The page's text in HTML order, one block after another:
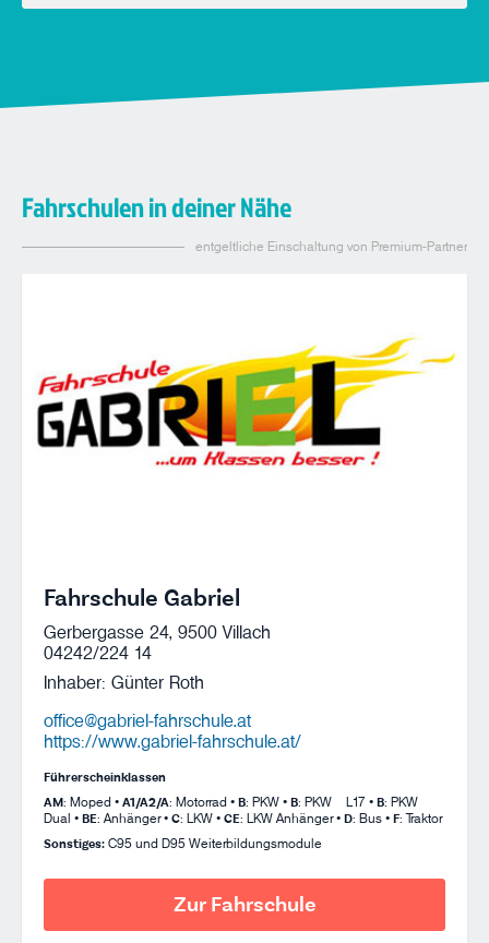
Fahrschulen in deiner Nähe
entgeltliche Einschaltung von Premium-Partner
Fahrschule Gabriel
Gerbergasse 24, 9500 Villach
04242/224 14
Inhaber: Günter Roth
office@gabriel-fahrschule.at
https://www.gabriel-fahrschule.at/
Führerscheinklassen
AM: Moped • A1/A2/A: Motorrad • B: PKW • B: PKW – L17 • B: PKW –
Dual • BE: Anhänger • C: LKW • CE: LKW Anhänger • D: Bus • F: Traktor
Sonstiges: C95 und D95 Weiterbildungsmodule
Zur Fahrschule